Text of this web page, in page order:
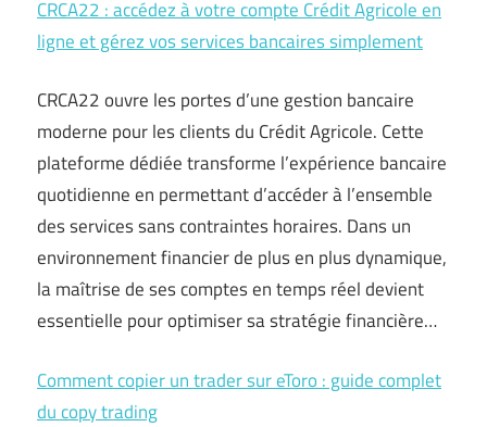
CRCA22 : accédez à votre compte Crédit Agricole en
ligne et gérez vos services bancaires simplement
CRCA22 ouvre les portes d’une gestion bancaire
moderne pour les clients du Crédit Agricole. Cette
plateforme dédiée transforme l’expérience bancaire
quotidienne en permettant d’accéder à l’ensemble
des services sans contraintes horaires. Dans un
environnement financier de plus en plus dynamique,
la maîtrise de ses comptes en temps réel devient
essentielle pour optimiser sa stratégie financière…
Comment copier un trader sur eToro : guide complet
du copy trading